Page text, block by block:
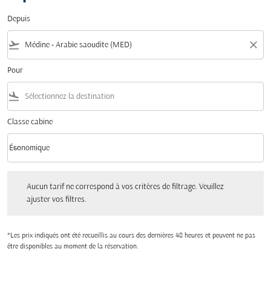
Depuis
flight_takeoff close
Pour
flight_land
Classe cabine
Classe cabine option Économique Selected
Économique
keyboard_arrow_down
Aucun tarif ne correspond à vos critères de filtrage. Veuillez
ajuster vos filtres.
*Les prix indiqués ont été recueillis au cours des dernières 48 heures et peuvent ne pas
être disponibles au moment de la réservation.